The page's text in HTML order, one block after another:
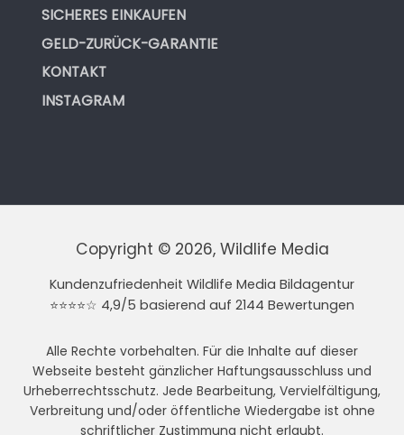
SICHERES EINKAUFEN
GELD-ZURÜCK-GARANTIE
KONTAKT
INSTAGRAM
Copyright © 2026, Wildlife Media
Kundenzufriedenheit Wildlife Media Bildagentur
⭐⭐⭐⭐☆ 4,9/5 basierend auf 2144 Bewertungen
Alle Rechte vorbehalten. Für die Inhalte auf dieser
Webseite besteht gänzlicher Haftungsausschluss und
Urheberrechtsschutz. Jede Bearbeitung, Vervielfältigung,
Verbreitung und/oder öffentliche Wiedergabe ist ohne
schriftlicher Zustimmung nicht erlaubt.